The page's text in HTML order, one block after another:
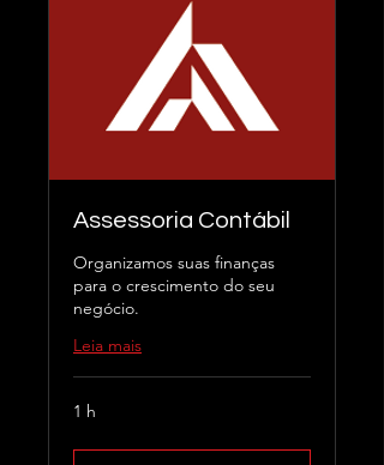
Assessoria Contábil
Organizamos suas finanças
para o crescimento do seu
negócio.
Leia mais
1 h